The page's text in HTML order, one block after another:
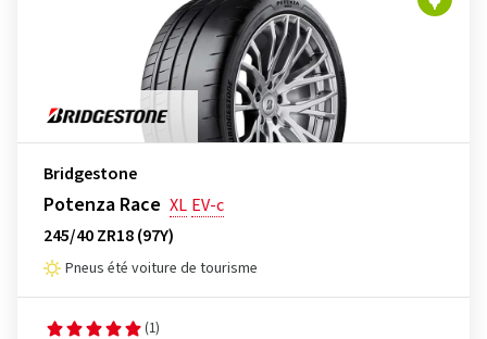
Bridgestone
Potenza Race XL EV-c
245/40 ZR18 (97Y)
Pneus été voiture de tourisme
(1)